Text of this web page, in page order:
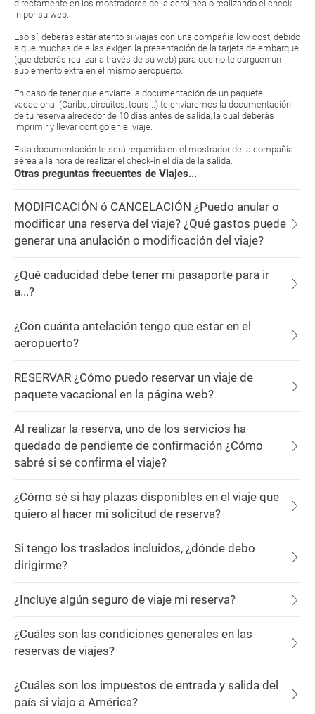
directamente en los mostradores de la aerolínea o realizando el check-
in por su web.
Eso sí, deberás estar atento si viajas con una compañía low cost, debido
a que muchas de ellas exigen la presentación de la tarjeta de embarque
(que deberás realizar a través de su web) para que no te carguen un
suplemento extra en el mismo aeropuerto.
En caso de tener que enviarte la documentación de un paquete
vacacional (Caribe, circuitos, tours...) te enviaremos la documentación
de tu reserva alrededor de 10 días antes de salida, la cual deberás
imprimir y llevar contigo en el viaje.
Esta documentación te será requerida en el mostrador de la compañía
aérea a la hora de realizar el check-in el día de la salida.
Otras preguntas frecuentes de Viajes...
MODIFICACIÓN ó CANCELACIÓN ¿Puedo anular o
modificar una reserva del viaje? ¿Qué gastos puede
generar una anulación o modificación del viaje?
¿Qué caducidad debe tener mi pasaporte para ir
a...?
¿Con cuánta antelación tengo que estar en el
aeropuerto?
RESERVAR ¿Cómo puedo reservar un viaje de
paquete vacacional en la página web?
Al realizar la reserva, uno de los servicios ha
quedado de pendiente de confirmación ¿Cómo
sabré si se confirma el viaje?
¿Cómo sé si hay plazas disponibles en el viaje que
quiero al hacer mi solicitud de reserva?
Si tengo los traslados incluidos, ¿dónde debo
dirigirme?
¿Incluye algún seguro de viaje mi reserva?
¿Cuáles son las condiciones generales en las
reservas de viajes?
¿Cuáles son los impuestos de entrada y salida del
país si viajo a América?